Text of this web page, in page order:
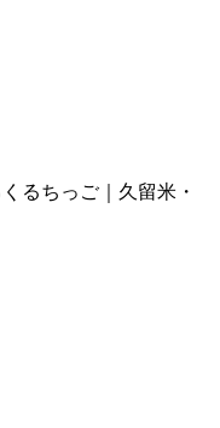
るちっご｜久留米・